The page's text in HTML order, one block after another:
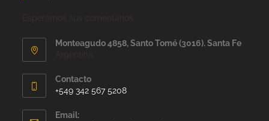
Monteagudo 4858, Santo Tomé (3016). Santa Fe
Contacto
+549 342 567 5208
Email: